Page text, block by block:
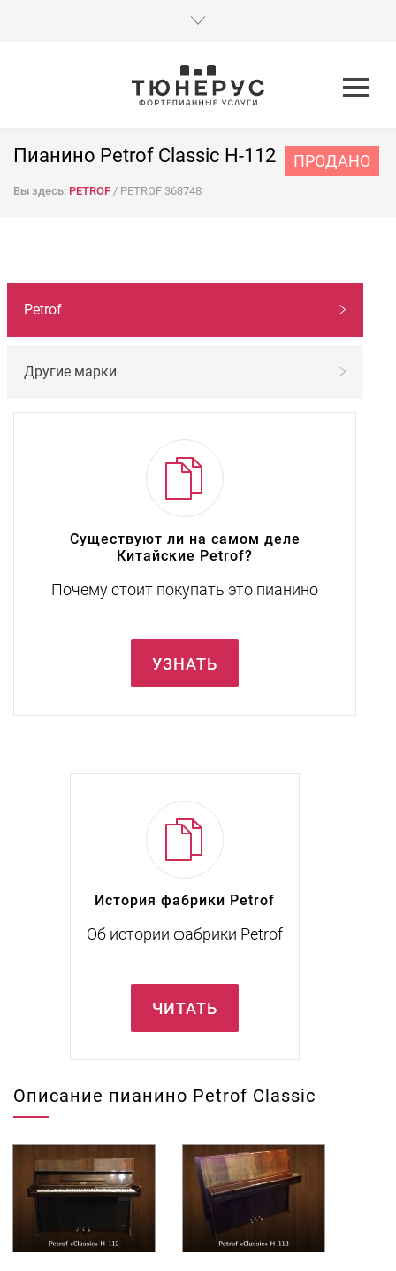
Пианино Petrof Classic H-112 ПРОДАНО
Вы здесь: PETROF / PETROF 368748
Описание пианино Petrof Classic
Petrof
Другие марки
Существуют ли на самом деле
Китайские Petrof?
Почему стоит покупать это пианино
УЗНАТЬ
История фабрики Petrof
Об истории фабрики Petrof
ЧИТАТЬ